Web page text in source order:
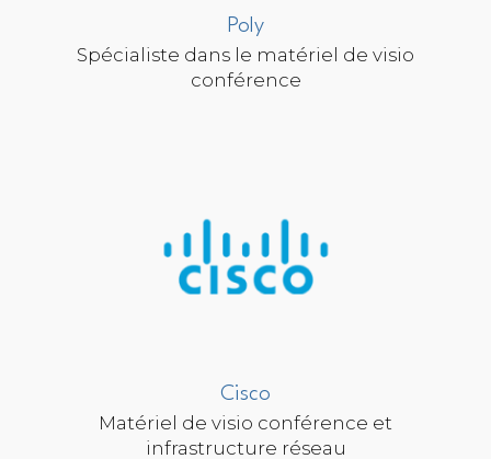
Poly
Spécialiste dans le matériel de visio
conférence
Cisco
Matériel de visio conférence et
infrastructure réseau